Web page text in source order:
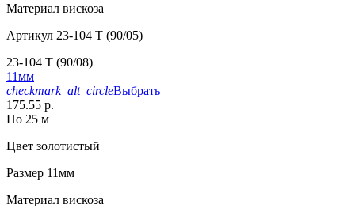
Материал вискоза
Артикул 23-104 T (90/05)
23-104 T (90/08)
11мм
checkmark_alt_circleВыбрать
175.55 р.
По 25 м
Цвет золотистый
Размер 11мм
Материал вискоза